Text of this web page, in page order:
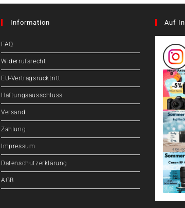
Information
FAQ
Widerrufsrecht
EU-Vertragsrücktritt
Haftungsausschluss
Versand
Zahlung
Impressum
Datenschutzerklärung
AGB
Auf